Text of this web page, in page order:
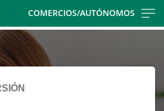
Skip
main
contentt
COMERCIOS/AUTÓNOMOS